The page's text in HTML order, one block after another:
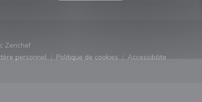
Zenchef((ouvre une nouvelle fenêtre))
personnel
fenêtre))
Politique de cookies
((ouvre une nouvelle fenêtre))
Accessibilite
((ouvre une